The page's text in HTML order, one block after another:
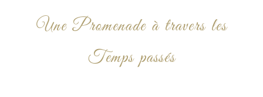
Une Promenade à travers les
Temps passés